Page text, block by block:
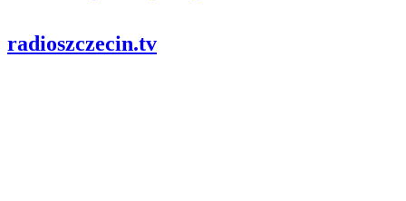
radioszczecin.tv